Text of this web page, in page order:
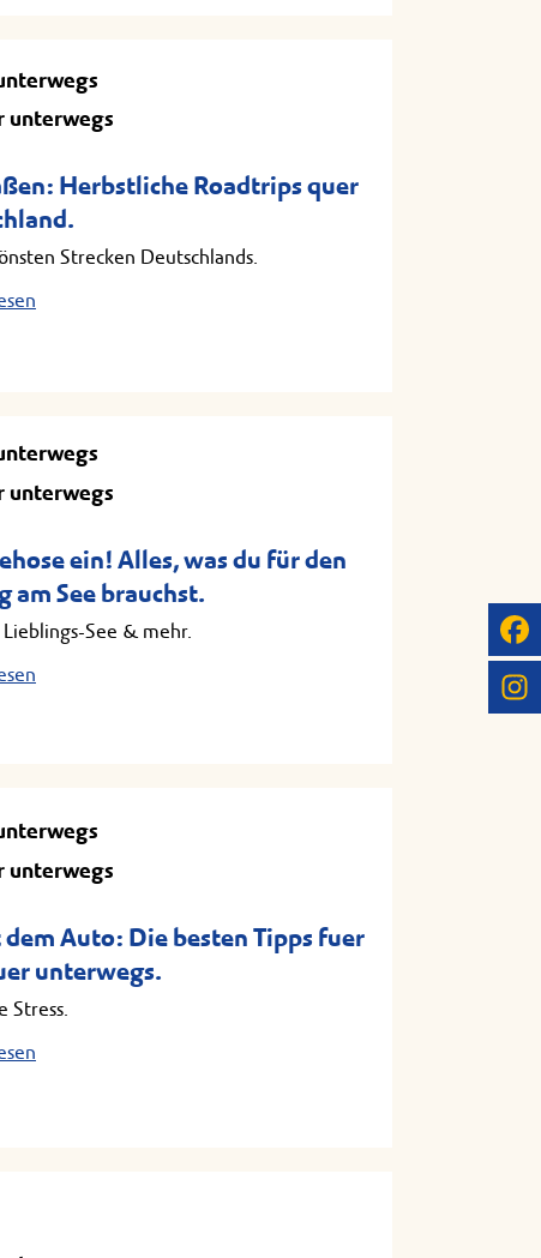
unterwegs
Herbstliche Roadtrips quer
Strecken Deutschlands.
unterwegs
ein! Alles, was du für den
am See brauchst.
See & mehr.
unterwegs
Auto: Die besten Tipps fuer
unterwegs.
Stress.